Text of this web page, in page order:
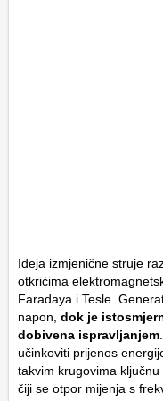
Ideja izmjenične struje
otkrićima
Faradaya i Tesle.
napon, dok je
dobivena ispravljanjem
učinkoviti prijenos
takvim krugovima
čiji se otpor mijenja s